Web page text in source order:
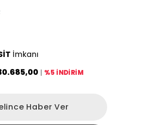
İmkanı
| %5 İNDİRİM
Haber Ver